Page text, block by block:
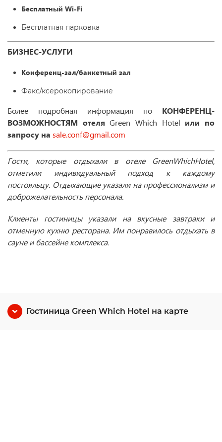
Бесплатный Wi-Fi
Бесплатная парковка
БИЗНЕС-УСЛУГИ
Конференц-зал/банкетный зал
Факс/ксерокопирование
Более подробная информация по КОНФЕРЕНЦ-
ВОЗМОЖНОСТЯМ отеляGreen Which Hotel или по
запросу на sale.conf@gmail.com
Гости, которые отдыхали в отеле GreenWhichHotel,
отметили индивидуальный подход к каждому
постояльцу. Отдыхающие указали на профессионализм и
доброжелательность персонала.
Клиенты гостиницы указали на вкусные завтраки и
отменную кухню ресторана. Им понравилось отдыхать в
сауне и бассейне комплекса.
Гостиница Green Which Hotel на карте